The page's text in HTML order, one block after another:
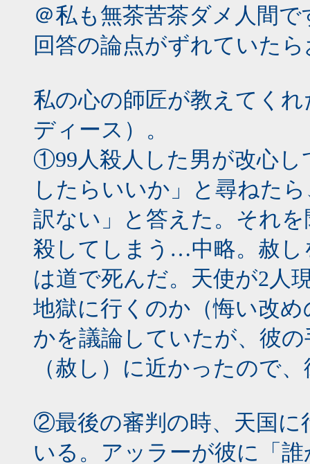
＠私も無茶苦茶ダメ人間
回答の論点がずれていた
私の心の師匠が教えてく
ディース）。
①99人殺人した男が改心し
したらいいか」と尋ねた
訳ない」と答えた。それ
殺してしまう…中略。赦し
は道で死んだ。天使が2人
地獄に行くのか（悔い改
かを議論していたが、彼
（赦し）に近かったので
②最後の審判の時、天国に
いる。アッラーが彼に「